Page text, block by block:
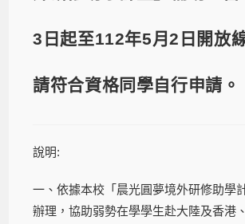
3日起至112年5月2日開放
請符合資格同學自行申請。
說明:
一、依據本校「晨光圓夢境外研修助學
辦理，協助弱勢在學學生赴大陸及香港